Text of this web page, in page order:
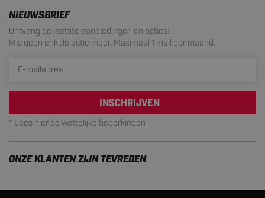
NIEUWSBRIEF
Ontvang de laatste aanbiedingen en acties!
Mis geen enkele actie meer. Maximaal 1 mail per maand.
INSCHRIJVEN
* Lees hier de wettelijke beperkingen
ONZE KLANTEN ZIJN TEVREDEN